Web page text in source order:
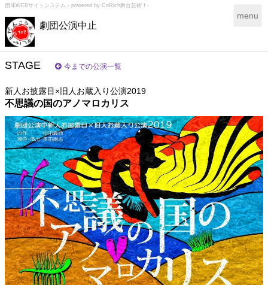
団体WEBサイトシステム - powered by CoRich舞台芸術！-
劇団公演中止
T
g
i
g
a
t
i
o
n
menu
STAGE 今までの公演一覧
新人お披露目×旧人お蔵入り公演2019
不思議の国のアノマロカリス